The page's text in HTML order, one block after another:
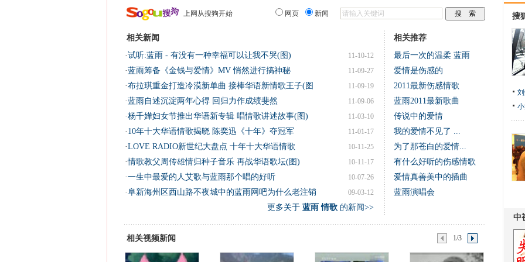
上网从搜狗开始 网页 新闻
相关新闻
11-10-12
·试听:蓝雨 - 有没有一种幸福可以让我不哭(图)
11-09-27
·蓝雨筹备《金钱与爱情》MV 悄然进行搞神秘
11-09-19
·布拉琪重金打造冷漠新单曲 接棒华语新情歌王子(图
11-09-06
·蓝雨自述沉淀两年心得 回归力作成绩斐然
11-03-10
·杨千嬅妇女节推出华语新专辑 唱情歌讲述故事(图)
11-01-17
· 10年十大华语情歌揭晓 陈奕迅《十年》夺冠军
10-11-25
·LOVE RADIO新世纪大盘点 十年十大华语情歌
10-11-17
·情歌教父周传雄情归种子音乐 再战华语歌坛(图)
10-07-26
·一生中最爱的人艾歌与蓝雨那个唱的好听
09-03-12
·阜新海州区西山路不夜城中的蓝雨网吧为什么老注销
更多关于 蓝雨 情歌的新闻>>
相关推荐
最后一次的温柔 蓝雨
爱情是伤感的
2011最新伤感情歌
蓝雨2011最新歌曲
传说中的爱情
我的爱情不见了 ...
为了那苍白的爱情...
有什么好听的伤感情歌
爱情真善美中的插曲
蓝雨演唱会
相关视频新闻 1/3
搜